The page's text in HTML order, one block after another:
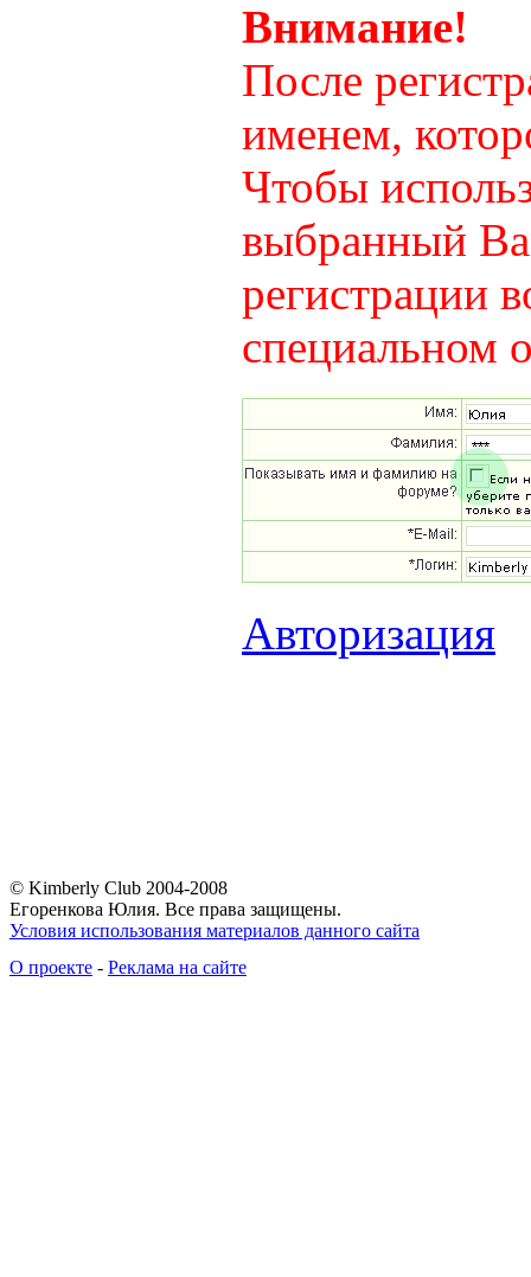
Внимание!
После
именем,
Чтобы
выбранный
регистрации
специальном
Авторизация
© Kimberly Club 2004-2008
Егоренкова Юлия. Все права защищены.
Условия использования материалов данного сайта
О проекте - Реклама на сайте